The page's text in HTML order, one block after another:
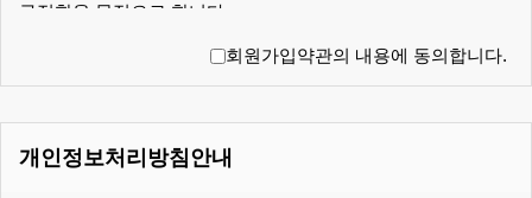
규정함을 목적으로 합니다.
1. 이용자 : 본 약관에 따라 회사가 제공하는 서비스를 받는 자
하는 계약
회원가입약관의 내용에 동의합니다.
개인정보처리방침안내